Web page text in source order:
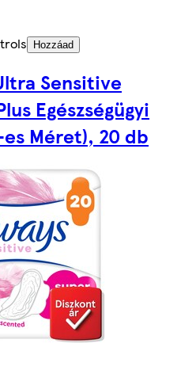
Hozzáad
Sensitive
Egészségügyi
Méret), 20 db